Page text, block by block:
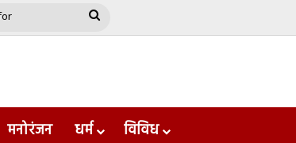
Search
मनोरंजन धर्म विविध